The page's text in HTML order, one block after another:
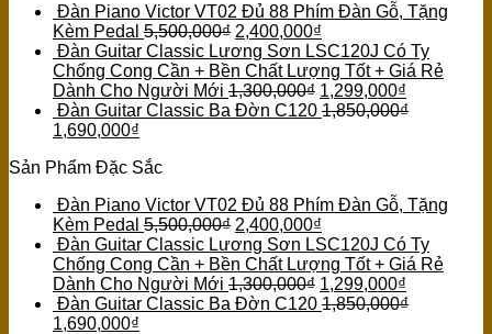
Đàn Piano Victor VT02 Đủ 88 Phím Đàn Gỗ, Tặng
Kèm Pedal 5,500,000₫ 2,400,000₫
Đàn Guitar Classic Lương Sơn LSC120J Có Ty
Chống Cong Cần + Bền Chất Lượng Tốt + Giá Rẻ
Dành Cho Người Mới 1,300,000₫ 1,299,000₫
Đàn Guitar Classic Ba Đờn C120 1,850,000₫
1,690,000₫
Sản Phẩm Đặc Sắc
Đàn Piano Victor VT02 Đủ 88 Phím Đàn Gỗ, Tặng
Kèm Pedal 5,500,000₫ 2,400,000₫
Đàn Guitar Classic Lương Sơn LSC120J Có Ty
Chống Cong Cần + Bền Chất Lượng Tốt + Giá Rẻ
Dành Cho Người Mới 1,300,000₫ 1,299,000₫
Đàn Guitar Classic Ba Đờn C120 1,850,000₫
1,690,000₫